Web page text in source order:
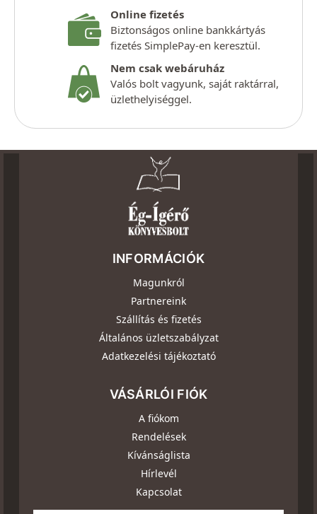
Online fizetés
Biztonságos online bankkártyás
fizetés SimplePay-en keresztül.
Nem csak webáruház
Valós bolt vagyunk, saját raktárral,
üzlethelyiséggel.
INFORMÁCIÓK
Magunkról
Partnereink
Szállítás és fizetés
Általános üzletszabályzat
Adatkezelési tájékoztató
VÁSÁRLÓI FIÓK
A fiókom
Rendelések
Kívánságlista
Hírlevél
Kapcsolat